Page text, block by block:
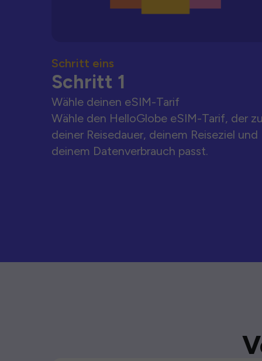
Schritt eins
Schritt 1
Wähle deinen eSIM-Tarif
Wähle den HelloGlobe eSIM-Tarif, der
deiner Reisedauer, deinem Reiseziel und
deinem Datenverbrauch passt.